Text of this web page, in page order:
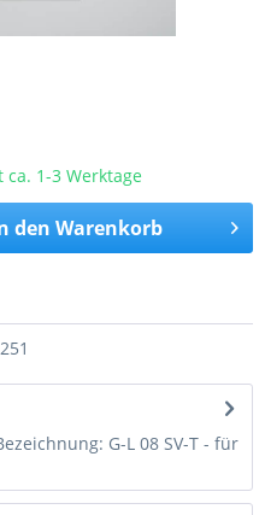
1-3 Werktage
den Warenkorb
G-L 08 SV-T - für